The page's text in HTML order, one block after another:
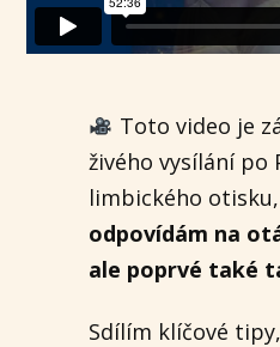
Toto video je
živého vysílání po
limbického
odpovídám na
ale poprvé také
Sdílím klíčové